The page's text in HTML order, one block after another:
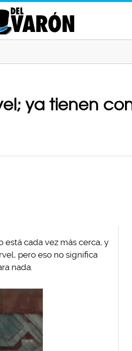
ya tienen
está cada vez más cerca, y
pero eso no significa
nada.